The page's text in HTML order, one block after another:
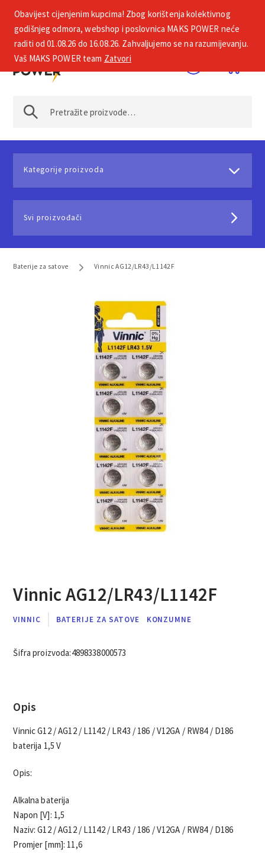
+385 1 2002 575
Kategorije proizvoda
Svi proizvođači
Baterije za satove Vinnic AG12/LR43/L1142F
Vinnic AG12/LR43/L1142F
VINNIC BATERIJE ZA SATOVE KONZUMNE
Šifra proizvoda:4898338000573
Opis
Vinnic G12 / AG12 / L1142 / LR43 / 186 / V12GA / RW84 / D186
baterija 1,5 V
Opis:
Alkalna baterija
Napon [V]: 1,5
Naziv: G12 / AG12 / L1142 / LR43 / 186 / V12GA / RW84 / D186
Promjer [mm]: 11,6
Obavijest cijenjenim kupcima! Zbog korištenja kolektivnog
godišnjeg odmora, webshop i poslovnica MAKS POWER neće
raditi od 01.08.26 do 16.08.26. Zahvaljujemo se na razumijevanju.
Vaš MAKS POWER team Zatvori